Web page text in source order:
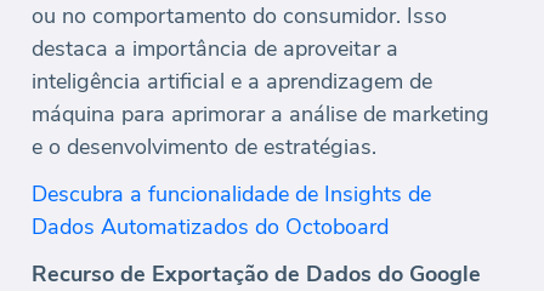
ou no comportamento do consumidor. Isso
destaca a importância de aproveitar a
inteligência artificial e a aprendizagem de
máquina para aprimorar a análise de marketing
e o desenvolvimento de estratégias.
Descubra a funcionalidade de Insights de
Dados Automatizados do Octoboard
Recurso de Exportação de Dados do Google